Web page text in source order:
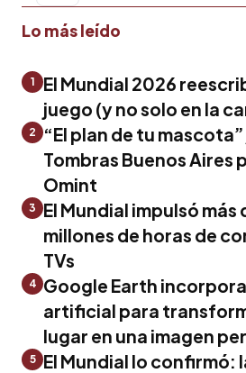
Lo más leído
1
El Mundial 2026
juego (y no solo en la
2
“El plan de tu
Tombras Buenos Aires
Omint
3
El Mundial impulsó más
millones de horas de
TVs
4 Google Earth
artificial para
lugar en una imagen
5
El Mundial lo confirmó: